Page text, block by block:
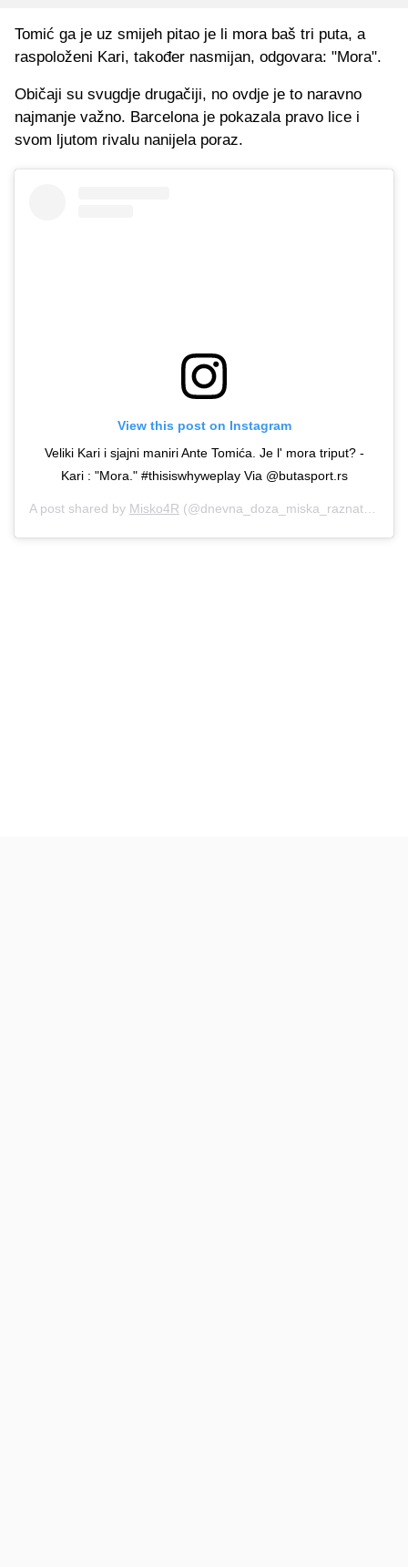
Tomić ga je uz smijeh pitao je li mora baš tri puta, a
raspoloženi Kari, također nasmijan, odgovara: "Mora".
Običaji su svugdje drugačiji, no ovdje je to naravno
najmanje važno. Barcelona je pokazala pravo lice i
svom ljutom rivalu nanijela poraz.
View this post on Instagram
Veliki Kari i sjajni maniri Ante Tomića. Je l' mora triput? -
Kari : "Mora." #thisiswhyweplay Via @butasport.rs
A post shared by Misko4R (@dnevna_doza_miska_raznatovica) on